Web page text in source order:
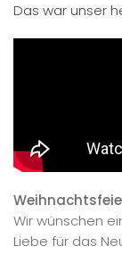
Das war unser
Wir wünschen
Liebe für das